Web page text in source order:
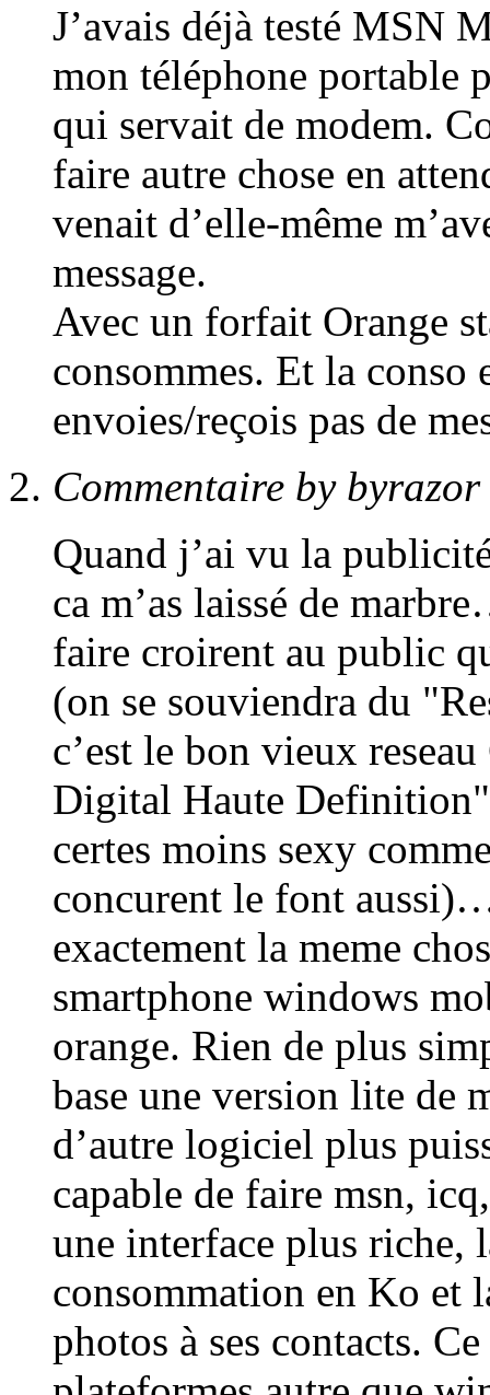
J’avais déjà testé MSN
mon téléphone portable
qui servait de modem.
faire autre chose en
venait d’elle-même
message.
Avec un forfait Orange
consommes. Et la conso
envoies/reçois pas de
Commentaire by
Quand j’ai vu la
ca m’as laissé de
faire croirent au public
(on se souviendra du
c’est le bon vieux
Digital Haute Definition"
certes moins sexy
concurent le font
exactement la meme
smartphone windows
orange. Rien de plus
base une version lite de
d’autre logiciel plus
capable de faire msn,
une interface plus
consommation en Ko et
photos à ses contacts.